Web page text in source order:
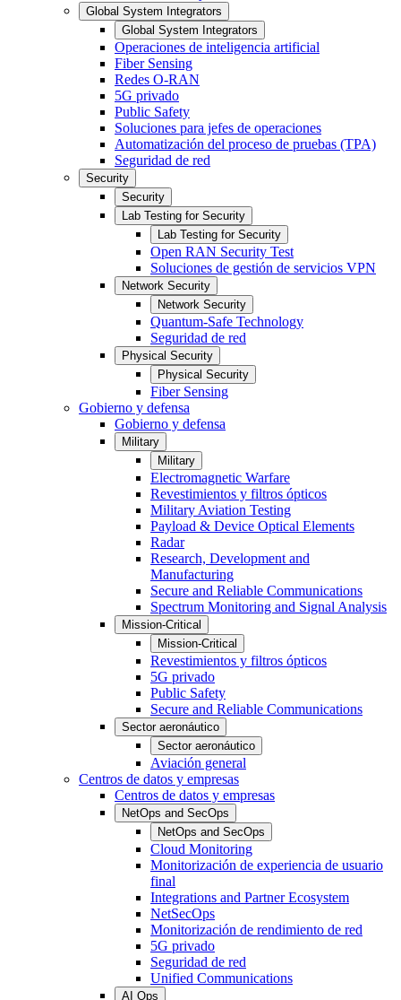
Global System Integrators
Global System Integrators
Operaciones de inteligencia artificial
Fiber Sensing
Redes O-RAN
5G privado
Public Safety
Soluciones para jefes de operaciones
Automatización del proceso de pruebas (TPA)
Seguridad de red
Security
Security
Lab Testing for Security
Lab Testing for Security
Open RAN Security Test
Soluciones de gestión de servicios VPN
Network Security
Network Security
Quantum-Safe Technology
Seguridad de red
Physical Security
Physical Security
Fiber Sensing
Gobierno y defensa
Gobierno y defensa
Military
Military
Electromagnetic Warfare
Revestimientos y filtros ópticos
Military Aviation Testing
Payload & Device Optical Elements
Radar
Research, Development and
Manufacturing
Secure and Reliable Communications
Spectrum Monitoring and Signal Analysis
Mission-Critical
Mission-Critical
Revestimientos y filtros ópticos
5G privado
Public Safety
Secure and Reliable Communications
Sector aeronáutico
Sector aeronáutico
Aviación general
Centros de datos y empresas
Centros de datos y empresas
NetOps and SecOps
NetOps and SecOps
Cloud Monitoring
Monitorización de experiencia de usuario
final
Integrations and Partner Ecosystem
NetSecOps
Monitorización de rendimiento de red
5G privado
Seguridad de red
Unified Communications
AI Ops